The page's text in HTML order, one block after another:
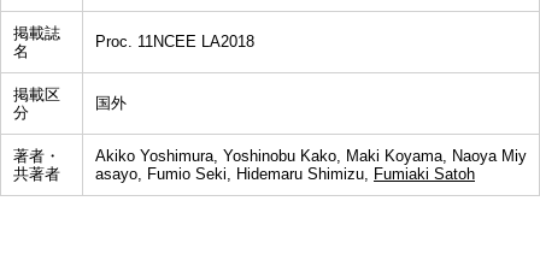
掲載誌
名
Proc. 11NCEE LA2018
掲載区
分
国外
著者・
共著者
Akiko Yoshimura, Yoshinobu Kako, Maki Koyama, Naoya Miy
asayo, Fumio Seki, Hidemaru Shimizu, Fumiaki Satoh